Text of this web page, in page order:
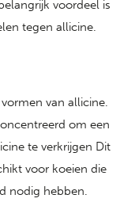
voordeel is
tegen allicine.
van allicine.
om een
te verkrijgen Dit
voor koeien die
nodig hebben.